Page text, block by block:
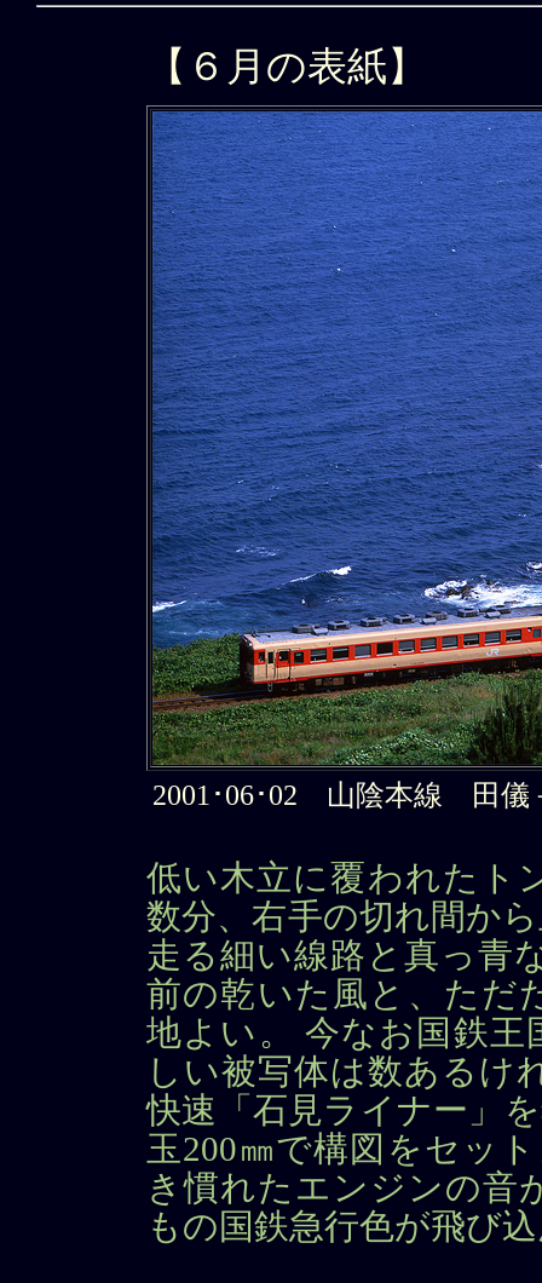
【６月の表紙】
2001･06･02 山陰本線 田儀
低い木立に覆われたト
数分、右手の切れ間か
走る細い線路と真っ青
前の乾いた風と、ただ
地よい。 今なお国鉄王
しい被写体は数あるけ
快速「石見ライナー」
玉200㎜で構図をセッ
き慣れたエンジンの音
もの国鉄急行色が飛び